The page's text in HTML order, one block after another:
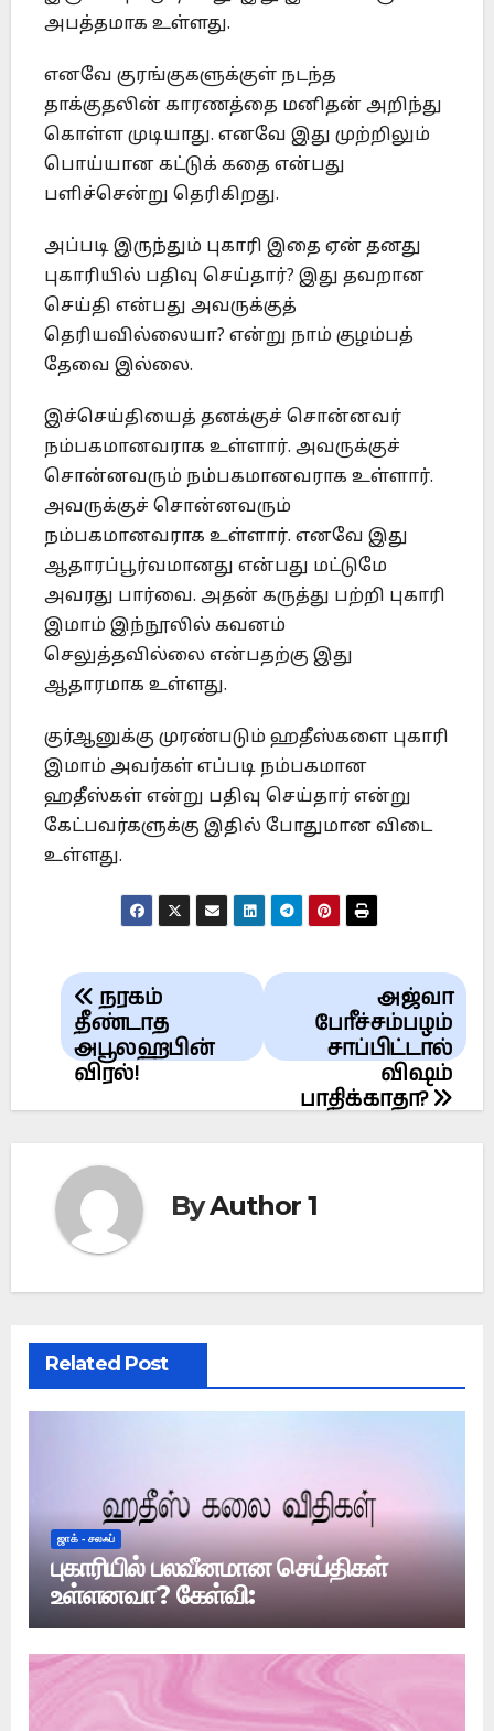
அபத்தமாக உள்ளது.
எனவே குரங்குகளுக்குள் நடந்த
தாக்குதலின் காரணத்தை மனிதன் அறிந்து
கொள்ள முடியாது. எனவே இது முற்றிலும்
பொய்யான கட்டுக் கதை என்பது
பளிச்சென்று தெரிகிறது.
அப்படி இருந்தும் புகாரி இதை ஏன் தனது
புகாரியில் பதிவு செய்தார்? இது தவறான
செய்தி என்பது அவருக்குத்
தெரியவில்லையா? என்று நாம் குழம்பத்
தேவை இல்லை.
இச்செய்தியைத் தனக்குச் சொன்னவர்
நம்பகமானவராக உள்ளார். அவருக்குச்
சொன்னவரும் நம்பகமானவராக உள்ளார்.
அவருக்குச் சொன்னவரும்
நம்பகமானவராக உள்ளார். எனவே இது
ஆதாரப்பூர்வமானது என்பது மட்டுமே
அவரது பார்வை. அதன் கருத்து பற்றி புகாரி
இமாம் இந்நூலில் கவனம்
செலுத்தவில்லை என்பதற்கு இது
ஆதாரமாக உள்ளது.
குர்ஆனுக்கு முரண்படும் ஹதீஸ்களை புகாரி
இமாம் அவர்கள் எப்படி நம்பகமான
ஹதீஸ்கள் என்று பதிவு செய்தார் என்று
கேட்பவர்களுக்கு இதில் போதுமான விடை
உள்ளது.
Post
navigation
அஜ்வா
பேரீச்சம்பழம்
சாப்பிட்டால்
விஷம்
பாதிக்காதா?
நரகம்
தீண்டாத
அபூலஹபின்
விரல்!
ByAuthor 1
Related Post
ஜாக் - சலஃப்
புகாரியில் பலவீனமான செய்திகள்
உள்ளனவா? கேள்வி: